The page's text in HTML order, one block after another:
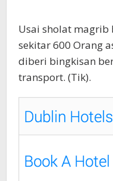
Usai sholat magrib
sekitar 600 Orang
diberi bingkisan
transport. (Tik).